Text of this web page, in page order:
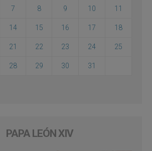
7 8 9 10 11
14 15 16 17 18
21 22 23 24 25
28 29 30 31
PAPA LEÓN XIV